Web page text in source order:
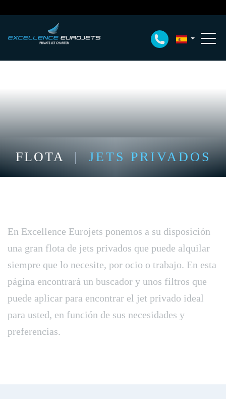
FLOTA | JETS PRIVADOS
En Excellence Eurojets ponemos a su disposición
una gran flota de jets privados que puede alquilar
siempre que lo necesite, por ocio o trabajo. En esta
página encontrará un buscador y unos filtros que
puede aplicar para encontrar el jet privado ideal
para usted, en función de sus necesidades y
preferencias.